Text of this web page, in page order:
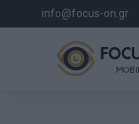
info@focus-on.gr